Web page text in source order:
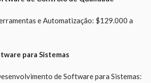
e Automatização: $129.000 a
para Sistemas
de Software para Sistemas: